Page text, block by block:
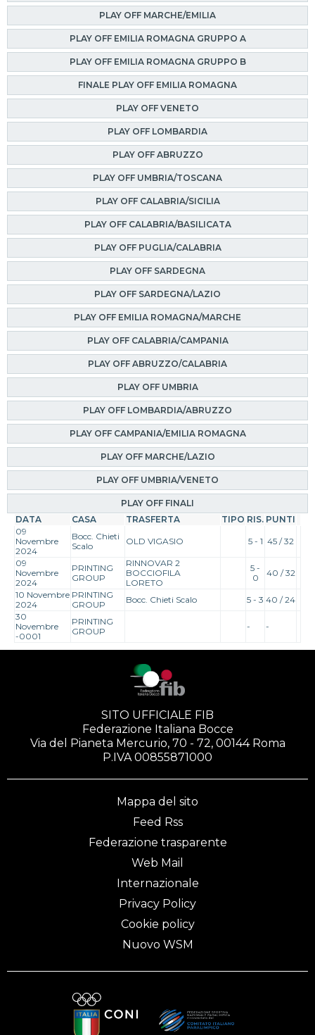
PLAY OFF MARCHE/EMILIA
PLAY OFF EMILIA ROMAGNA GRUPPO A
PLAY OFF EMILIA ROMAGNA GRUPPO B
FINALE PLAY OFF EMILIA ROMAGNA
PLAY OFF VENETO
PLAY OFF LOMBARDIA
PLAY OFF ABRUZZO
PLAY OFF UMBRIA/TOSCANA
PLAY OFF CALABRIA/SICILIA
PLAY OFF CALABRIA/BASILICATA
PLAY OFF PUGLIA/CALABRIA
PLAY OFF SARDEGNA
PLAY OFF SARDEGNA/LAZIO
PLAY OFF EMILIA ROMAGNA/MARCHE
PLAY OFF CALABRIA/CAMPANIA
PLAY OFF ABRUZZO/CALABRIA
PLAY OFF UMBRIA
PLAY OFF LOMBARDIA/ABRUZZO
PLAY OFF CAMPANIA/EMILIA ROMAGNA
PLAY OFF MARCHE/LAZIO
PLAY OFF UMBRIA/VENETO
PLAY OFF FINALI
DATA
CASA TRASFERTA TIPO RIS. PUNTI
09
Novembre
2024
Bocc. Chieti
Scalo
OLD VIGASIO 5 - 1 45 / 32
09
Novembre
2024
PRINTING
GROUP
RINNOVAR 2
BOCCIOFILA
LORETO
5 -
0
40 / 32
10 Novembre
2024
PRINTING
GROUP
Bocc. Chieti Scalo 5 - 3 40 / 24
30
Novembre
-0001
PRINTING
GROUP
- -
SITO UFFICIALE FIB
Federazione Italiana Bocce
Via del Pianeta Mercurio, 70 - 72, 00144 Roma
P.IVA 00855871000
Mappa del sito
Feed Rss
Federazione trasparente
Web Mail
Internazionale
Privacy Policy
Cookie policy
Nuovo WSM